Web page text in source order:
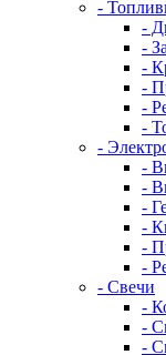
-
-
-
-
-
-
-
-
-
-
-
-
-
-
- Свечи
-
-
-